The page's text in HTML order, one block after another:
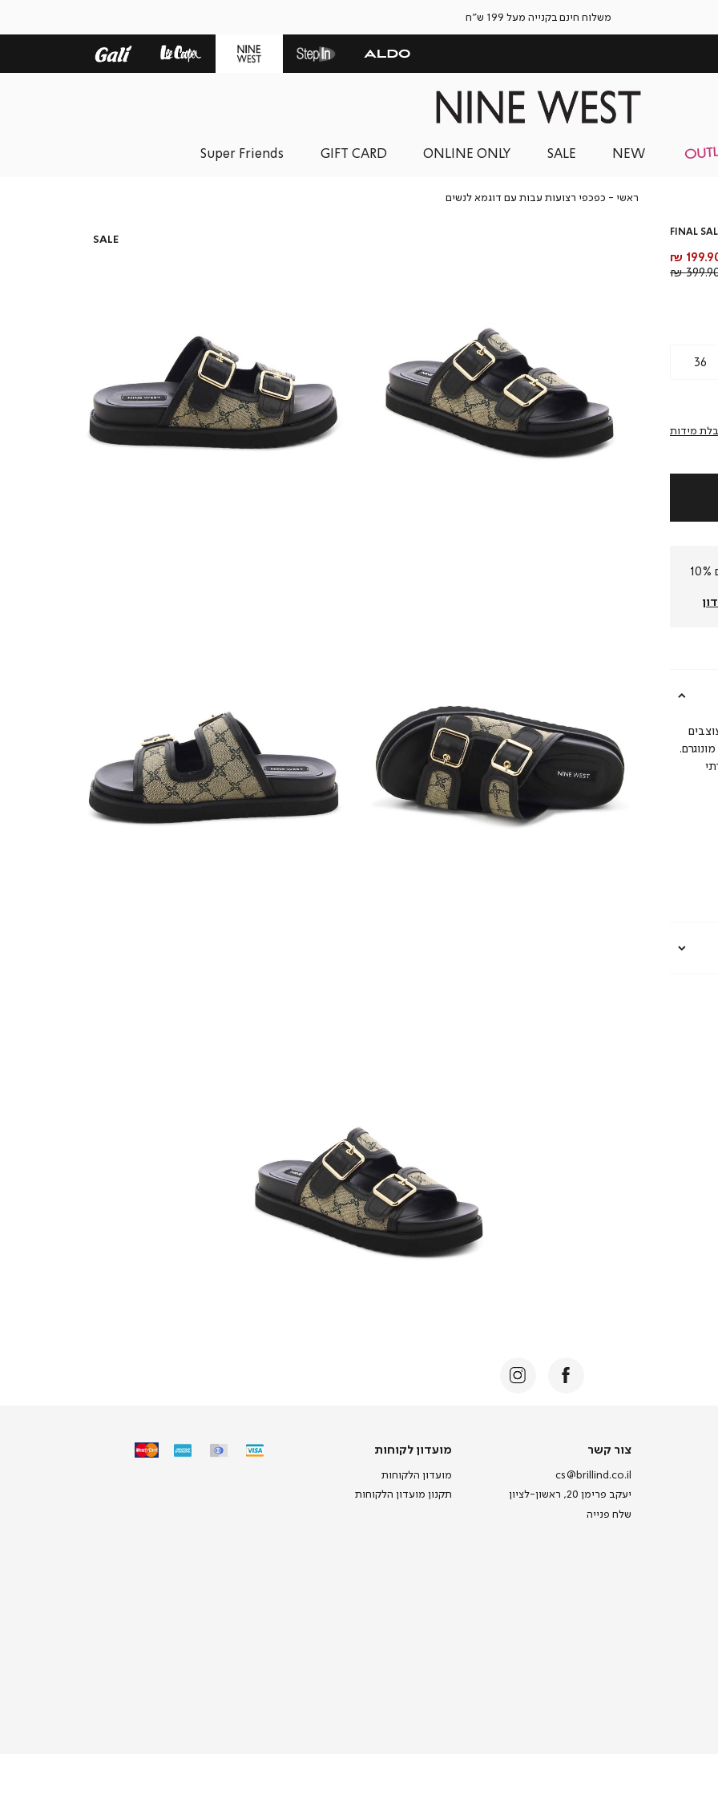
משלוח חינם בקנייה מעל 199 ש"ח
NEW
SALE
ONLINE ONLY
GIFT CARD
Super Friends
ראשי ראשי
כפכפי רצועות עבות עם דוגמא לנשיםכפכפי
FINAL
199.90
מחיר
399.90
36
מידות
חברי המועדון שלנו צוברים 10%
SALE
צור
צור קשר
cs@brillind.co.il
יעקב פרימן 20, ראשון-לציון
שלח פנייה
מועדון
מועדון לקוחות
מועדון הלקוחות
תקנון מועדון הלקוחות